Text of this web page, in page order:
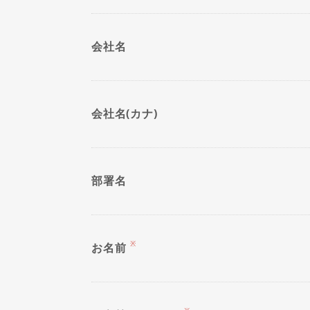
会社名
会社名(カナ)
部署名
お名前 ※